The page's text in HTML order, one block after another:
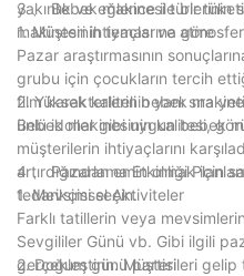
yakınlık ve eğlence ile bir
makinesinin teması ve
3 、 Bebek makinesi türlerinin
1. Müşteri ihtiyaçlarına göre
Pazar araştırmasının
grubu için çocukların tercih
film karakterlerinin yanı sıra
ünlü idoller gibi uygun bebek
2. Yüksek kaliteli bebek
Bebek makinesinin kalitesi,
müşterilerin ihtiyaçlarını
artırdığından emin olmak için
tedarikçisi seçin.
4 、 Pazarlama Etkinliği
1. Mevsimsel Aktiviteler
Farklı tatillerin veya
Sevgililer Günü vb. Gibi ilgili
gerçekleştirin. Müşterileri
2. Doğum günü partisi